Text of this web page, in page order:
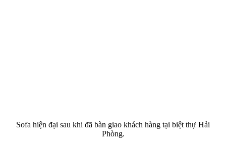
Sofa hiện đại sau khi đã bàn giao khách hàng tại biệt thự Hải
Phòng.